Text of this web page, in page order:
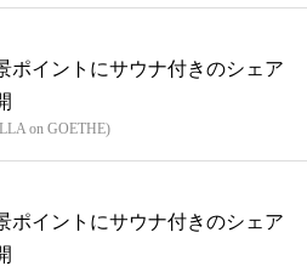
ポイントにサウナ付きのシェア
on GOETHE)
ポイントにサウナ付きのシェア